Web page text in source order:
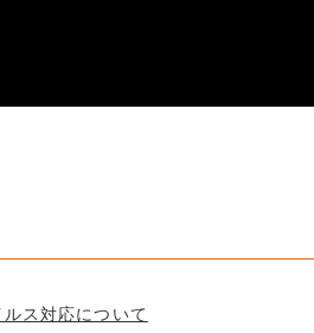
ス対応について